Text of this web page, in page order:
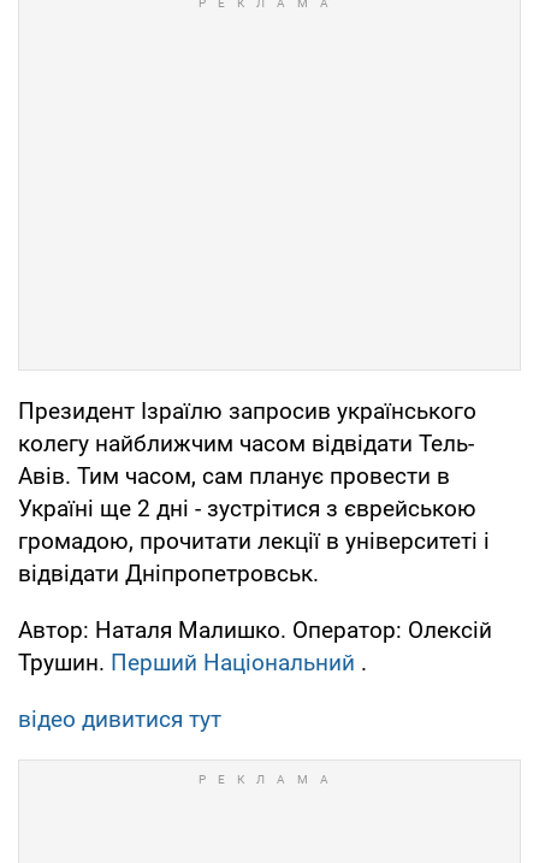
Президент Ізраїлю запросив українського
колегу найближчим часом відвідати Тель-
Авів. Тим часом, сам планує провести в
Україні ще 2 дні - зустрітися з єврейською
громадою, прочитати лекції в університеті і
відвідати Дніпропетровськ.
Автор: Наталя Малишко. Оператор: Олексій
Трушин. Перший Національний .
відео дивитися тут